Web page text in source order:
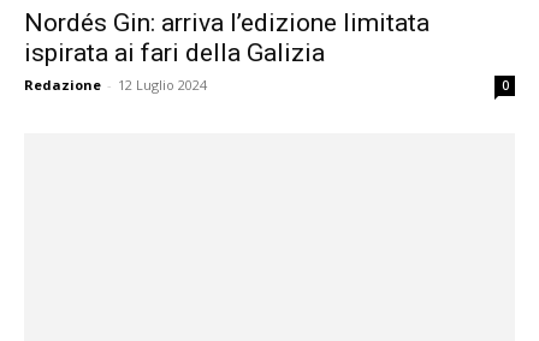
Nordés Gin: arriva l’edizione limitata
ispirata ai fari della Galizia
Redazione - 12 Luglio 2024 0